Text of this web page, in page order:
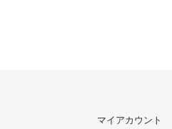
マイアカウント